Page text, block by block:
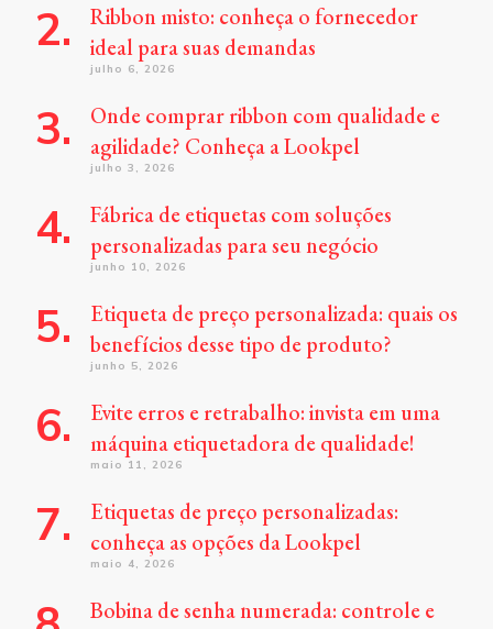
Ribbon misto: conheça o fornecedor
ideal para suas demandas
julho 6, 2026
Onde comprar ribbon com qualidade e
agilidade? Conheça a Lookpel
julho 3, 2026
Fábrica de etiquetas com soluções
personalizadas para seu negócio
junho 10, 2026
Etiqueta de preço personalizada: quais os
benefícios desse tipo de produto?
junho 5, 2026
Evite erros e retrabalho: invista em uma
máquina etiquetadora de qualidade!
maio 11, 2026
Etiquetas de preço personalizadas:
conheça as opções da Lookpel
maio 4, 2026
Bobina de senha numerada: controle e